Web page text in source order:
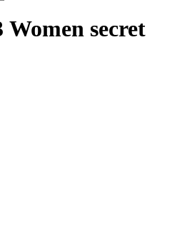
secret